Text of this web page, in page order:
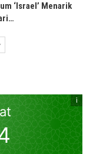
‘Israel’ Menarik